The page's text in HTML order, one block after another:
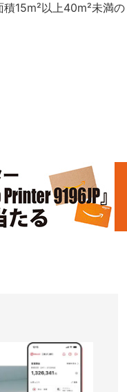
15m²以上40m²未満の